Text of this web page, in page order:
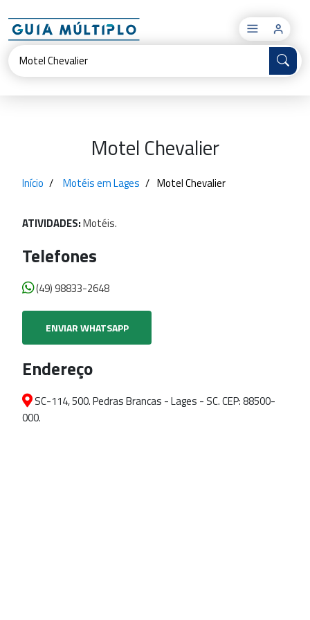
×
Motel Chevalier
Início Motéis em Lages Motel Chevalier
ATIVIDADES:Motéis.
Telefones
(49) 98833-2648
ENVIAR WHATSAPP
Endereço
SC-114, 500. Pedras Brancas - Lages - SC. CEP: 88500-
000.